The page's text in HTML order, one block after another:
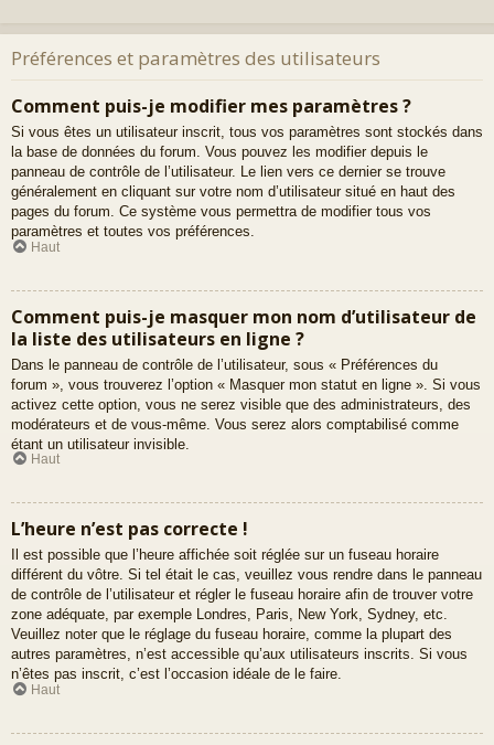
Préférences et paramètres des utilisateurs
Comment puis-je modifier mes paramètres ?
Si vous êtes un utilisateur inscrit, tous vos paramètres sont stockés dans
la base de données du forum. Vous pouvez les modifier depuis le
panneau de contrôle de l’utilisateur. Le lien vers ce dernier se trouve
généralement en cliquant sur votre nom d’utilisateur situé en haut des
pages du forum. Ce système vous permettra de modifier tous vos
paramètres et toutes vos préférences.
Haut
Comment puis-je masquer mon nom d’utilisateur de
la liste des utilisateurs en ligne ?
Dans le panneau de contrôle de l’utilisateur, sous « Préférences du
forum », vous trouverez l’option « Masquer mon statut en ligne ». Si vous
activez cette option, vous ne serez visible que des administrateurs, des
modérateurs et de vous-même. Vous serez alors comptabilisé comme
étant un utilisateur invisible.
Haut
L’heure n’est pas correcte !
Il est possible que l’heure affichée soit réglée sur un fuseau horaire
différent du vôtre. Si tel était le cas, veuillez vous rendre dans le panneau
de contrôle de l’utilisateur et régler le fuseau horaire afin de trouver votre
zone adéquate, par exemple Londres, Paris, New York, Sydney, etc.
Veuillez noter que le réglage du fuseau horaire, comme la plupart des
autres paramètres, n’est accessible qu’aux utilisateurs inscrits. Si vous
n’êtes pas inscrit, c’est l’occasion idéale de le faire.
Haut